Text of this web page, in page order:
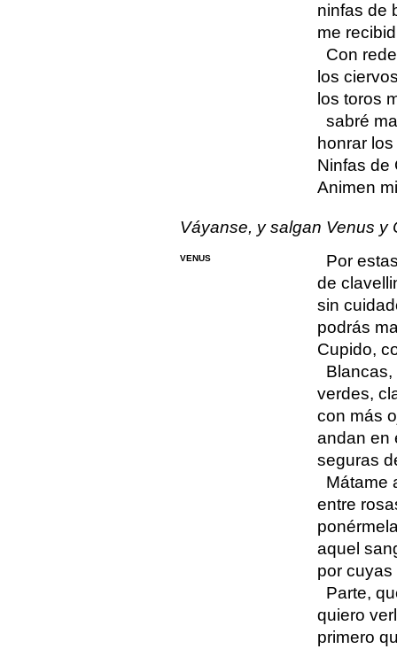
ninfas de
me
Con
los
los toros
sabré
honrar
Ninfas de
Animen
Váyanse, y salgan Venus y
VENUS
Por
de
sin
podrás
Cupido,
verdes,
con más
andan en
seguras
Mátame
entre
aquel
por
Parte,
quiero
primero